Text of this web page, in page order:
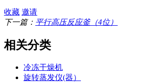
收藏 邀请
下一篇： 平行高压反应釜（4位）
相关分类
冷冻干燥机
旋转蒸发仪(器）